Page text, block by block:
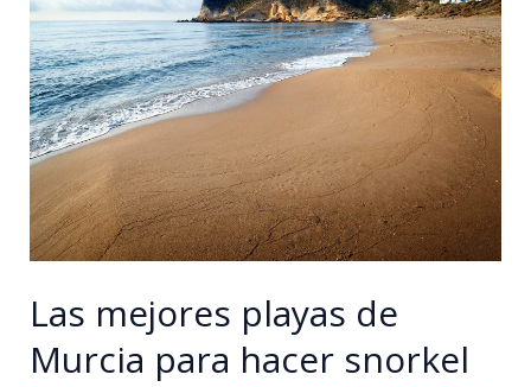
y
alrededores:
qué
ver
y
hacer
Las mejores playas de
Murcia para hacer snorkel